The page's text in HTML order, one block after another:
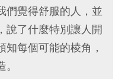
們覺得舒服的人，並
說了什麼特別讓人開
每個可能的棱角，